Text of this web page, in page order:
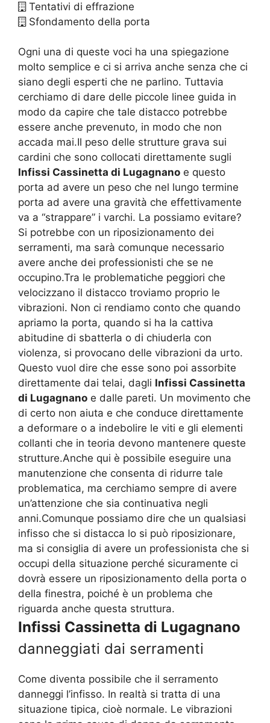
Tentativi di effrazione
Sfondamento della porta
Ogni una di queste voci ha una spiegazione
molto semplice e ci si arriva anche senza che ci
siano degli esperti che ne parlino. Tuttavia
cerchiamo di dare delle piccole linee guida in
modo da capire che tale distacco potrebbe
essere anche prevenuto, in modo che non
accada mai.Il peso delle strutture grava sui
cardini che sono collocati direttamente sugli
Infissi Cassinetta di Lugagnano e questo
porta ad avere un peso che nel lungo termine
porta ad avere una gravità che effettivamente
va a “strappare” i varchi. La possiamo evitare?
Si potrebbe con un riposizionamento dei
serramenti, ma sarà comunque necessario
avere anche dei professionisti che se ne
occupino.Tra le problematiche peggiori che
velocizzano il distacco troviamo proprio le
vibrazioni. Non ci rendiamo conto che quando
apriamo la porta, quando si ha la cattiva
abitudine di sbatterla o di chiuderla con
violenza, si provocano delle vibrazioni da urto.
Questo vuol dire che esse sono poi assorbite
direttamente dai telai, dagli Infissi Cassinetta
di Lugagnano e dalle pareti. Un movimento che
di certo non aiuta e che conduce direttamente
a deformare o a indebolire le viti e gli elementi
collanti che in teoria devono mantenere queste
strutture.Anche qui è possibile eseguire una
manutenzione che consenta di ridurre tale
problematica, ma cerchiamo sempre di avere
un’attenzione che sia continuativa negli
anni.Comunque possiamo dire che un qualsiasi
infisso che si distacca lo si può riposizionare,
ma si consiglia di avere un professionista che si
occupi della situazione perché sicuramente ci
dovrà essere un riposizionamento della porta o
della finestra, poiché è un problema che
riguarda anche questa struttura.
Infissi Cassinetta di Lugagnano
danneggiati dai serramenti
Come diventa possibile che il serramento
danneggi l’infisso. In realtà si tratta di una
situazione tipica, cioè normale. Le vibrazioni